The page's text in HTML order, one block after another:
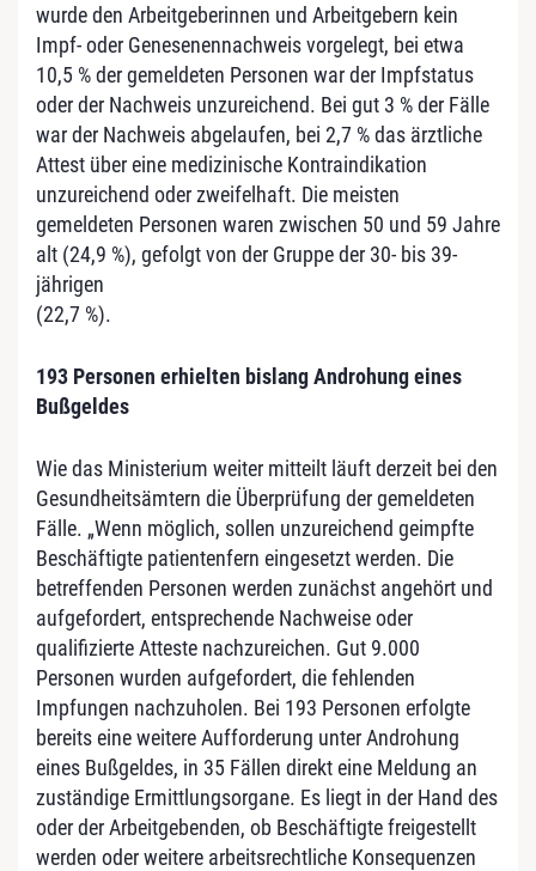
wurde den Arbeitgeberinnen und Arbeitgebern kein
Impf- oder Genesenennachweis vorgelegt, bei etwa
10,5 % der gemeldeten Personen war der Impfstatus
oder der Nachweis unzureichend. Bei gut 3 % der Fälle
war der Nachweis abgelaufen, bei 2,7 % das ärztliche
Attest über eine medizinische Kontraindikation
unzureichend oder zweifelhaft. Die meisten
gemeldeten Personen waren zwischen 50 und 59 Jahre
alt (24,9 %), gefolgt von der Gruppe der 30- bis 39-
jährigen
(22,7 %).
193 Personen erhielten bislang Androhung eines
Bußgeldes
Wie das Ministerium weiter mitteilt läuft derzeit bei den
Gesundheitsämtern die Überprüfung der gemeldeten
Fälle. „Wenn möglich, sollen unzureichend geimpfte
Beschäftigte patientenfern eingesetzt werden. Die
betreffenden Personen werden zunächst angehört und
aufgefordert, entsprechende Nachweise oder
qualifizierte Atteste nachzureichen. Gut 9.000
Personen wurden aufgefordert, die fehlenden
Impfungen nachzuholen. Bei 193 Personen erfolgte
bereits eine weitere Aufforderung unter Androhung
eines Bußgeldes, in 35 Fällen direkt eine Meldung an
zuständige Ermittlungsorgane. Es liegt in der Hand des
oder der Arbeitgebenden, ob Beschäftigte freigestellt
werden oder weitere arbeitsrechtliche Konsequenzen